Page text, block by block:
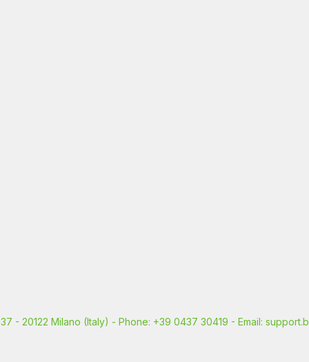
- 20122 Milano (Italy) - Phone: +39 0437 30419 - Email: